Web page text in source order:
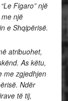
Figaro” një
një
e Shqipërisë.
atribuohet,
As këtu,
me zgjedhjen
Ndër
të tij,